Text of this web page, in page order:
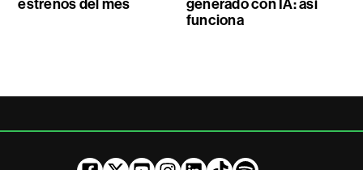
estrenos del mes
generado con IA: así
funciona